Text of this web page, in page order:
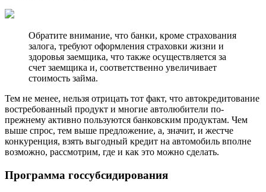
Обратите внимание, что банки, кроме страхования
залога, требуют оформления страховки жизни и
здоровья заемщика, что также осуществляется за
счет заемщика и, соответственно увеличивает
стоимость займа.
Тем не менее, нельзя отрицать тот факт, что автокредитование
востребованный продукт и многие автолюбители по-
прежнему активно пользуются банковским продуктам. Чем
выше спрос, тем выше предложение, а, значит, и жестче
конкуренция, взять выгодный кредит на автомобиль вполне
возможно, рассмотрим, где и как это можно сделать.
Программа госсубсидирования